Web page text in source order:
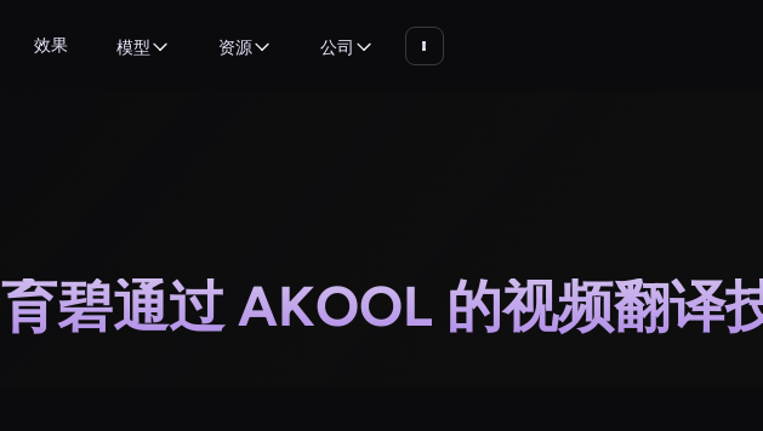
效果 模型 资源 公司
育碧通过 AKOOL 的视频翻译